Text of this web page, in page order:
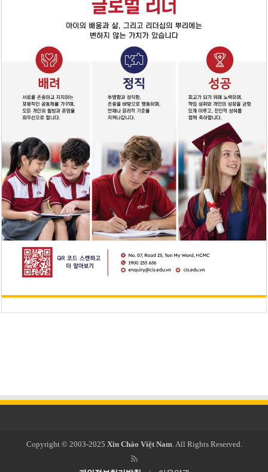
Copyright © 2003-2025 Xin Chào Việt Nam . All Rights Reserved.